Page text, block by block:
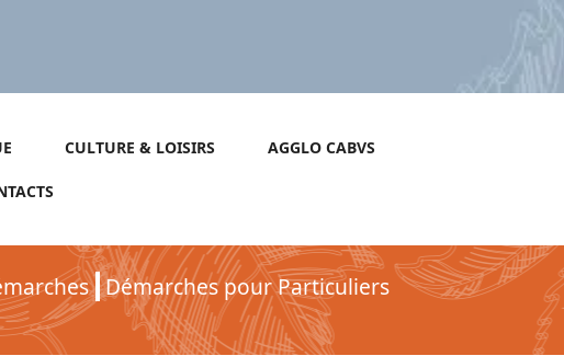
CULTURE & LOISIRS AGGLO CABVS
Démarches pour Particuliers